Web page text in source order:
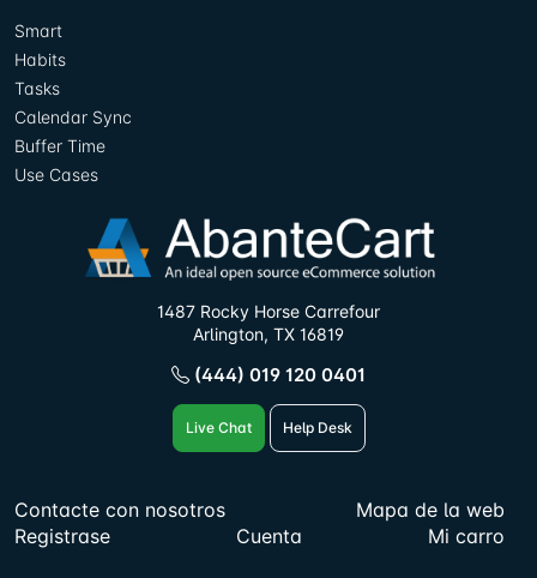
Smart
Habits
Tasks
Calendar Sync
Buffer Time
Use Cases
1487 Rocky Horse Carrefour
Arlington, TX 16819
(444) 019 120 0401
Live Chat Help Desk
Contacte con nosotros
Mapa de la web
Registrase
Cuenta Mi carro